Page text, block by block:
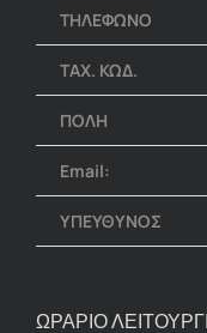
ΤΗΛΕΦΩΝΟ
ΤΑΧ. ΚΩΔ.
ΠΟΛΗ
Email:
ΥΠΕΥΘΥΝΟΣ
ΩΡΑΡΙΟ